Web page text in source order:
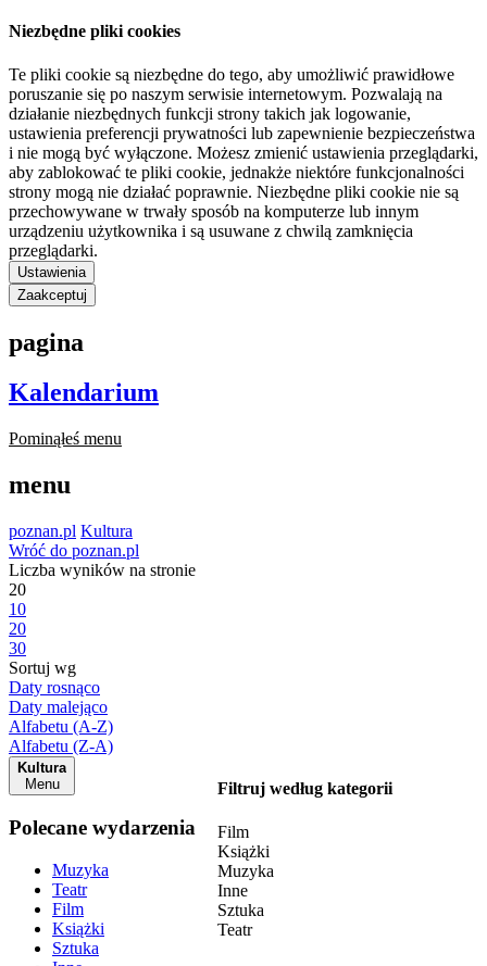
Niezbędne pliki cookies
Te pliki cookie są niezbędne do tego, aby umożliwić prawidłowe
poruszanie się po naszym serwisie internetowym. Pozwalają na
działanie niezbędnych funkcji strony takich jak logowanie,
ustawienia preferencji prywatności lub zapewnienie bezpieczeństwa
i nie mogą być wyłączone. Możesz zmienić ustawienia przeglądarki,
aby zablokować te pliki cookie, jednakże niektóre funkcjonalności
strony mogą nie działać poprawnie. Niezbędne pliki cookie nie są
przechowywane w trwały sposób na komputerze lub innym
urządzeniu użytkownika i są usuwane z chwilą zamknięcia
przeglądarki.
Ustawienia
Zaakceptuj
pagina
Kalendarium
Pominąłeś menu
menu
poznan.pl Kultura
Wróć do poznan.pl
Liczba wyników na stronie
20
10
20
30
Sortuj wg
Daty rosnąco
Daty malejąco
Alfabetu (A-Z)
Alfabetu (Z-A)
Kultura
Menu
Polecane wydarzenia
Muzyka
Teatr
Film
Książki
Sztuka
Filtruj według kategorii
Film
Książki
Muzyka
Inne
Sztuka
Teatr